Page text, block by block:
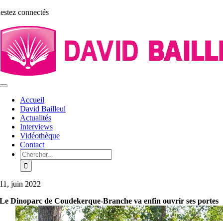
Aller
contenu
connectés
Toggle
NavigationAccueil
David Bailleul
Actualités
Interviews
Vidéothèque
Contact
Rechercher:
11, juin 2022
Le Dinoparc de Coudekerque-Branche va enfin ouvrir ses portes